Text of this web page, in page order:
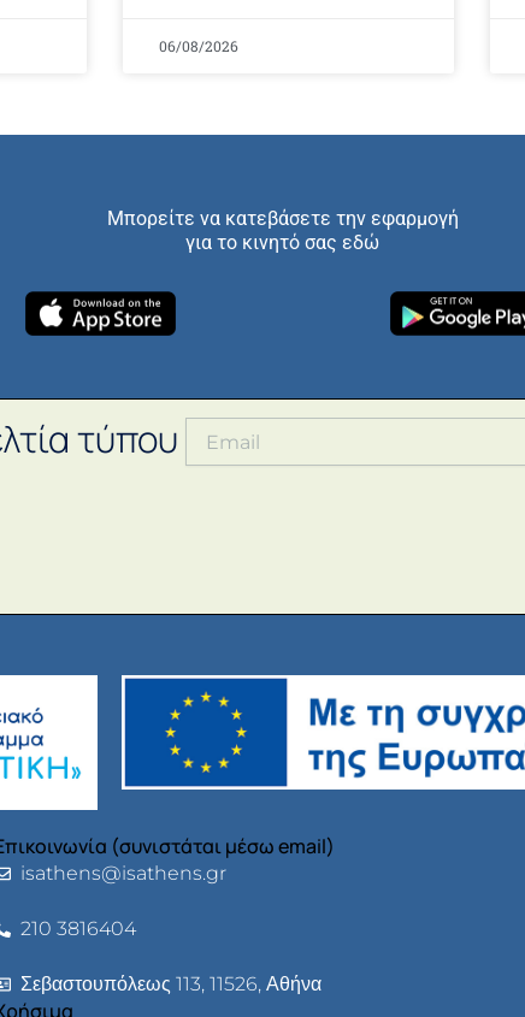
06/08/2026
Μπορείτε να κατεβάσετε την εφαρμογή
για το κινητό σας εδώ
τύπου
(συνιστάται μέσω email)
isathens@isathens.gr
210 3816404
Σεβαστουπόλεως 113, 11526, Αθήνα